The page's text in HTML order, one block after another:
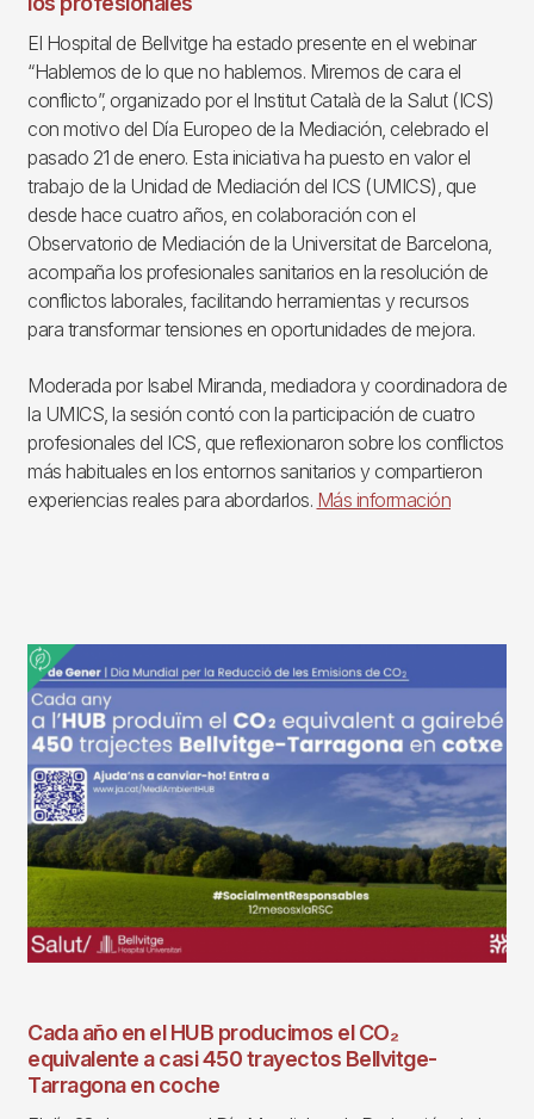
El Hospital de Bellvitge ha estado presente en el webinar
“Hablemos de lo que no hablemos. Miremos de cara el
conflicto”, organizado por el Institut Català de la Salut (ICS)
con motivo del Día Europeo de la Mediación, celebrado el
pasado 21 de enero. Esta iniciativa ha puesto en valor el
trabajo de la Unidad de Mediación del ICS (UMICS), que
desde hace cuatro años, en colaboración con el
Observatorio de Mediación de la Universitat de Barcelona,
acompaña los profesionales sanitarios en la resolución de
conflictos laborales, facilitando herramientas y recursos
para transformar tensiones en oportunidades de mejora.
Moderada por Isabel Miranda, mediadora y coordinadora de
la UMICS, la sesión contó con la participación de cuatro
profesionales del ICS, que reflexionaron sobre los conflictos
más habituales en los entornos sanitarios y compartieron
experiencias reales para abordarlos. Más información
Cada año en el HUB producimos el CO₂
equivalente a casi 450 trayectos Bellvitge-
Tarragona en coche